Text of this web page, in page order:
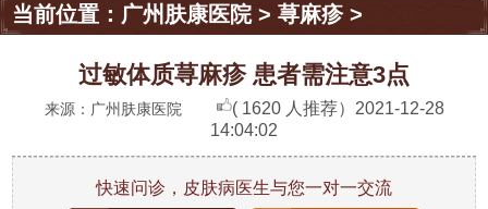
当前位置： 广州肤康医院>荨麻疹>
过敏体质荨麻疹 患者需注意3点
来源：广州肤康医院 ( 1620 人推荐） 2021-12-28
14:04:02
快速问诊，皮肤病医生与您一对一交流